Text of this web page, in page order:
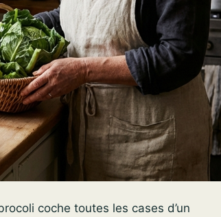
coche toutes les cases d’un